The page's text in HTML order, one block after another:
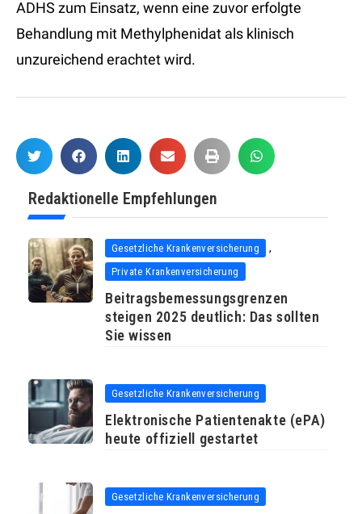
ADHS zum Einsatz, wenn eine zuvor erfolgte
Behandlung mit Methylphenidat als klinisch
unzureichend erachtet wird.
Redaktionelle Empfehlungen
Gesetzliche Krankenversicherung ,
Private Krankenversicherung
Beitragsbemessungsgrenzen
steigen 2025 deutlich: Das sollten
Sie wissen
Gesetzliche Krankenversicherung
Elektronische Patientenakte (ePA)
heute offiziell gestartet
Gesetzliche Krankenversicherung